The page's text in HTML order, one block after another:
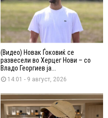
(Видео) Новак Ѓоковиќ се
развесели во Херцег Нови – со
Владо Георгиев ја...
14:01 - 9 август, 2026